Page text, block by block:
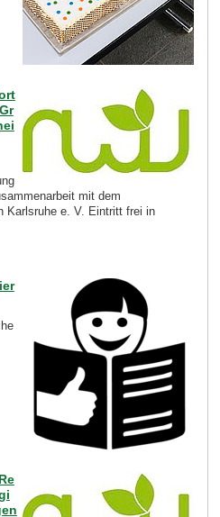
mit dem
Karlsruhe e. V. Eintritt frei in